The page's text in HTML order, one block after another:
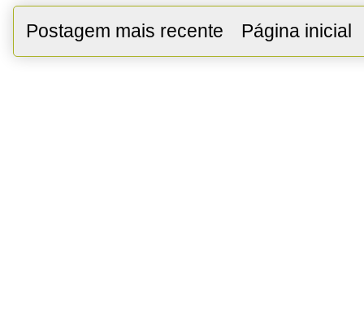
Postagem mais recente Página inicial